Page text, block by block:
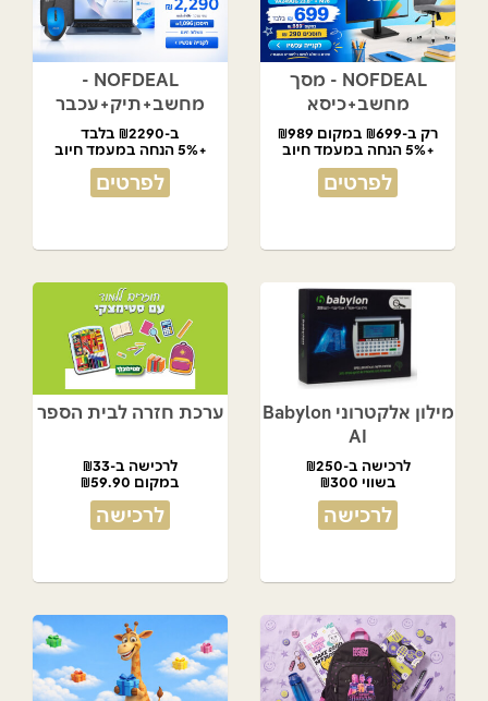
NOFDEAL - מסך
מחשב+כיסא
רק ב-₪699 במקום ₪989
+5% הנחה במעמד חיוב
לפרטים
NOFDEAL -
מחשב+תיק+עכבר
ב-₪2290 בלבד
+5% הנחה במעמד חיוב
לפרטים
מילון אלקטרוני Babylon
AI
לרכישה ב-₪250
בשווי ₪300
לרכישה
ערכת חזרה לבית הספר
לרכישה ב-₪33
במקום ₪59.90
לרכישה